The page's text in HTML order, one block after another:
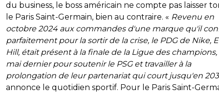
du business, le boss américain ne compte pas laisser
le Paris Saint-Germain, bien au contraire. « Revenu en
octobre 2024 aux commandes d'une marque qu'il
parfaitement pour la sortir de la crise, le PDG de Nike,
Hill, était présent à la finale de la Ligue des champions,
mai dernier pour soutenir le PSG et travailler à la
prolongation de leur partenariat qui court jusqu'en
annonce le quotidien sportif. Pour le Paris Saint-